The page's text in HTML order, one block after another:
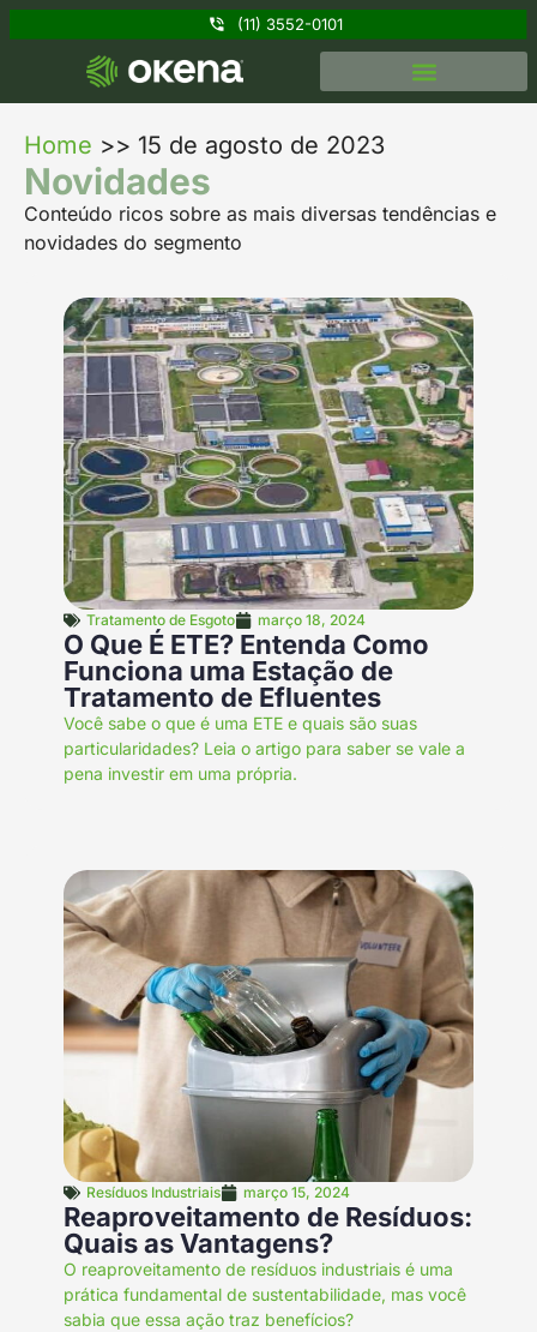
(11) 3552-0101
Home >> 15 de agosto de 2023
Novidades
Conteúdo ricos sobre as mais diversas tendências e
novidades do segmento
Tratamento de Esgoto março 18, 2024
O Que É ETE? Entenda Como
Funciona uma Estação de
Tratamento de Efluentes
Você sabe o que é uma ETE e quais são suas
particularidades? Leia o artigo para saber se vale a
pena investir em uma própria.
Resíduos Industriais março 15, 2024
Reaproveitamento de Resíduos:
Quais as Vantagens?
O reaproveitamento de resíduos industriais é uma
prática fundamental de sustentabilidade, mas você
sabia que essa ação traz benefícios?